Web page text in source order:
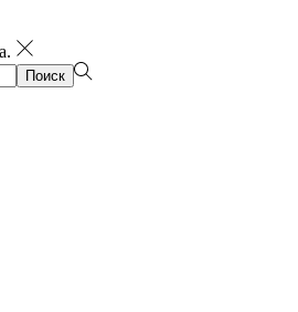
Поиск